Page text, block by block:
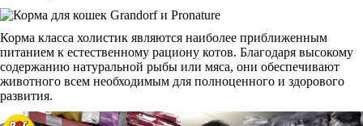
Корма класса холистик являются наиболее приближенным
питанием к естественному рациону котов. Благодаря высокому
содержанию натуральной рыбы или мяса, они обеспечивают
животного всем необходимым для полноценного и здорового
развития.